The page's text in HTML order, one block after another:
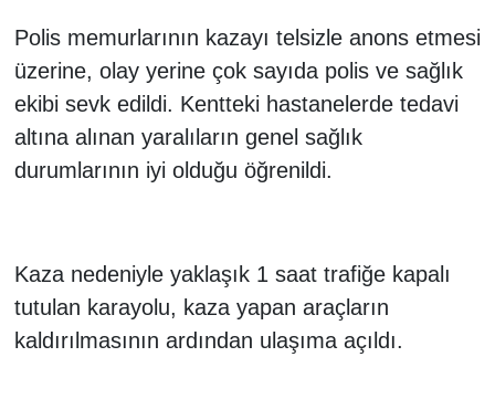
Polis memurlarının kazayı telsizle anons etmesi
üzerine, olay yerine çok sayıda polis ve sağlık
ekibi sevk edildi. Kentteki hastanelerde tedavi
altına alınan yaralıların genel sağlık
durumlarının iyi olduğu öğrenildi.
Kaza nedeniyle yaklaşık 1 saat trafiğe kapalı
tutulan karayolu, kaza yapan araçların
kaldırılmasının ardından ulaşıma açıldı.